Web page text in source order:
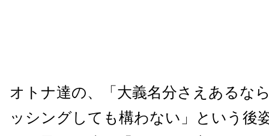
オトナ達の、「大義名分さえあるな
ッシングしても構わない」という後